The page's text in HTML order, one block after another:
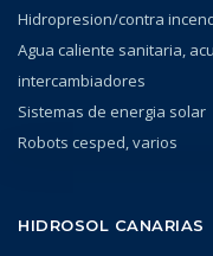
Hidropresion/contra
Agua caliente sanitaria,
intercambiadores
Sistemas de energia solar
Robots cesped, varios
HIDROSOL CANARIAS